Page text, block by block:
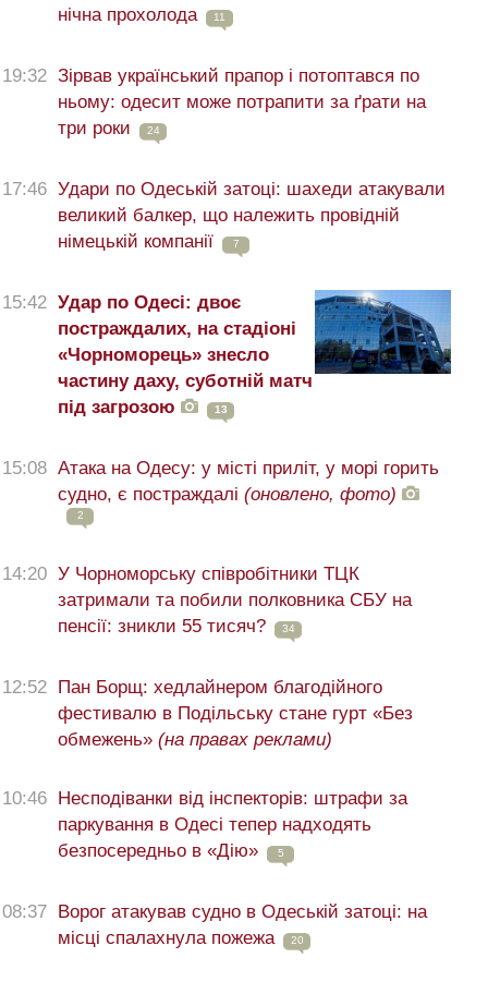
нічна прохолода
11
19:32 Зірвав український прапор і потоптався по
ньому: одесит може потрапити за ґрати на
три роки
24
17:46 Удари по Одеській затоці: шахеди атакували
великий балкер, що належить провідній
німецькій компанії
7
15:42 Удар по Одесі: двоє
постраждалих, на стадіоні
«Чорноморець» знесло
частину даху, суботній матч
під загрозою
13
15:08 Атака на Одесу: у місті приліт, у морі горить
судно, є постраждалі (оновлено, фото)
2
14:20 У Чорноморську співробітники ТЦК
затримали та побили полковника СБУ на
пенсії: зникли 55 тисяч?
34
12:52 Пан Борщ: хедлайнером благодійного
фестивалю в Подільську стане гурт «Без
обмежень» (на правах реклами)
10:46 Несподіванки від інспекторів: штрафи за
паркування в Одесі тепер надходять
безпосередньо в «Дію»
5
08:37 Ворог атакував судно в Одеській затоці: на
місці спалахнула пожежа
20